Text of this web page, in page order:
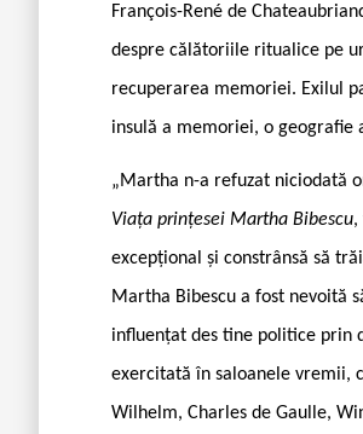
François-René de
despre călătoriile ritualice pe
recuperarea memoriei. Exilul
insulă a memoriei, o geografie
„Martha n-a refuzat niciodată
Viața prințesei Martha Bibescu,
excepțional și constrânsă să
Martha Bibescu a fost nevoită
influențat des tine politice prin
exercitată în saloanele vremii,
Wilhelm, Charles de Gaulle,